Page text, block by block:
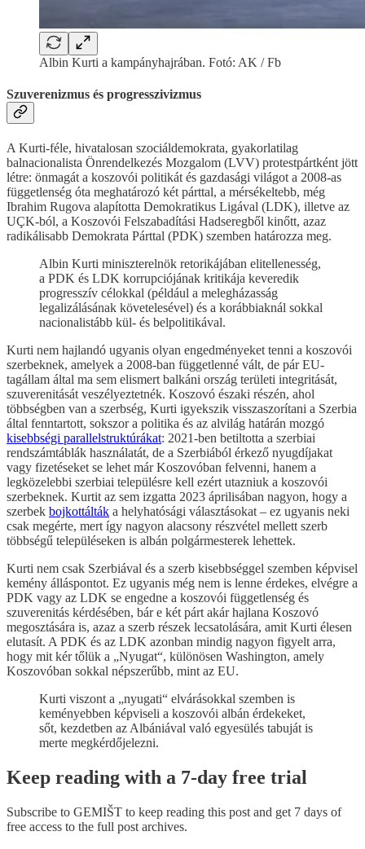
Albin Kurti a kampányhajrában. Fotó: AK / Fb
Szuverenizmus és progresszivizmus
A Kurti-féle, hivatalosan szociáldemokrata, gyakorlatilag
balnacionalista Önrendelkezés Mozgalom (LVV) protestpártként jött
létre: önmagát a koszovói politikát és gazdasági világot a 2008-as
függetlenség óta meghatározó két párttal, a mérsékeltebb, még
Ibrahim Rugova alapította Demokratikus Ligával (LDK), illetve az
UÇK-ból, a Koszovói Felszabadítási Hadseregből kinőtt, azaz
radikálisabb Demokrata Párttal (PDK) szemben határozza meg.
Albin Kurti miniszterelnök retorikájában elitellenesség,
a PDK és LDK korrupciójának kritikája keveredik
progresszív célokkal (például a melegházasság
legalizálásának követelesével) és a korábbiaknál sokkal
nacionalistább kül- és belpolitikával.
Kurti nem hajlandó ugyanis olyan engedményeket tenni a koszovói
szerbeknek, amelyek a 2008-ban függetlenné vált, de pár EU-
tagállam által ma sem elismert balkáni ország területi integritását,
szuverenitását veszélyeztetnék. Koszovó északi részén, ahol
többségben van a szerbség, Kurti igyekszik visszaszorítani a Szerbia
által fenntartott, sokszor a politika és az alvilág határán mozgó
kisebbségi parallelstruktúrákat: 2021-ben betiltotta a szerbiai
rendszámtáblák használatát, de a Szerbiából érkező nyugdíjakat
vagy fizetéseket se lehet már Koszovóban felvenni, hanem a
legközelebbi szerbiai településre kell ezért utazniuk a koszovói
szerbeknek. Kurtit az sem izgatta 2023 áprilisában nagyon, hogy a
szerbek bojkottálták a helyhatósági választásokat – ez ugyanis neki
csak megérte, mert így nagyon alacsony részvétel mellett szerb
többségű településeken is albán polgármesterek lehettek.
Kurti nem csak Szerbiával és a szerb kisebbséggel szemben képvisel
kemény álláspontot. Ez ugyanis még nem is lenne érdekes, elvégre a
PDK vagy az LDK se engedne a koszovói függetlenség és
szuverenitás kérdésében, bár e két párt akár hajlana Koszovó
megosztására is, azaz a szerb részek lecsatolására, amit Kurti élesen
elutasít. A PDK és az LDK azonban mindig nagyon figyelt arra,
hogy mit kér tőlük a „Nyugat“, különösen Washington, amely
Koszovóban sokkal népszerűbb, mint az EU.
Kurti viszont a „nyugati“ elvárásokkal szemben is
keményebben képviseli a koszovói albán érdekeket,
sőt, kezdetben az Albániával való egyesülés tabuját is
merte megkérdőjelezni.
Keep reading with a 7-day free trial
Subscribe to GEMIŠT to keep reading this post and get 7 days of
free access to the full post archives.